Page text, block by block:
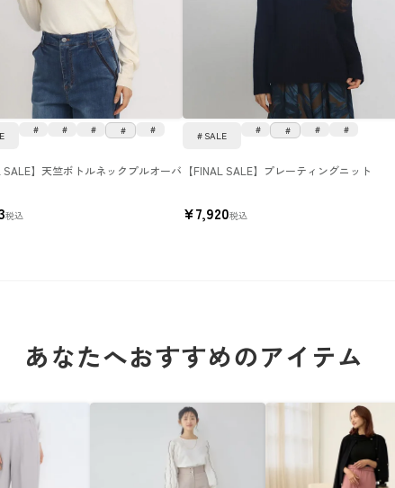
SALE】天竺ボトルネックプルオーバ
税込
【FINAL SALE】プレーティングニット
SALE
¥7,920税込
あなたへおすすめのアイテム